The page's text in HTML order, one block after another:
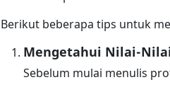
Berikut beberapa tips untuk
Mengetahui Nilai-
Sebelum mulai menulis